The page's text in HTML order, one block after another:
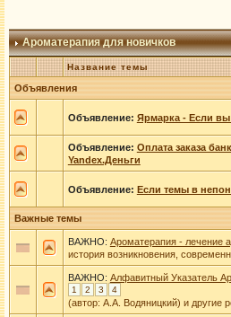
Ароматерапия для новичков
Название темы
Объявления
Объявление: Ярмарка - Если вы
Объявление: Оплата заказа
Yandex.Деньги
Объявление: Если темы в
Важные темы
ВАЖНО: Ароматерапия - лечение
история возникновения,
ВАЖНО: Алфавитный Указатель
1 2 3 4
(автор: А.А. Водяницкий) и другие